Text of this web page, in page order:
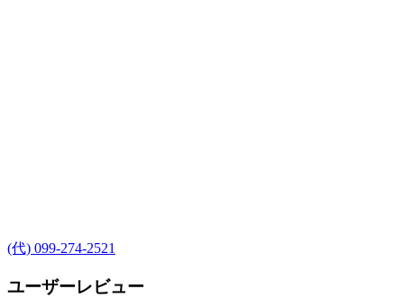
(代) 099-274-2521
ユーザーレビュー